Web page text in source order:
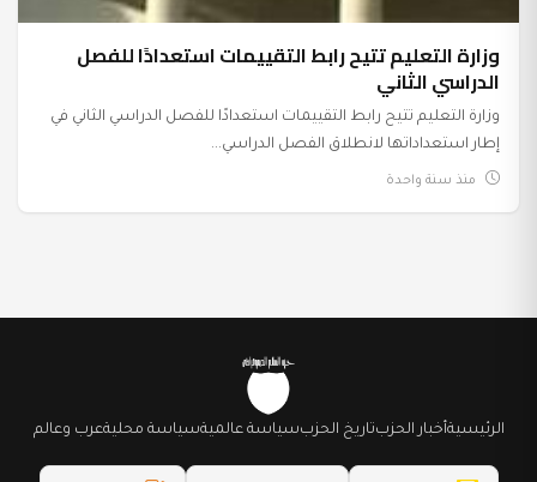
وزارة التعليم تتيح رابط التقييمات استعدادًا للفصل
الدراسي الثاني
وزارة التعليم تتيح رابط التقييمات استعدادًا للفصل الدراسي الثاني في
إطار استعداداتها لانطلاق الفصل الدراسي...
منذ سنة واحدة
الرئيسيةأخبار الحزبتاريخ الحزبسياسة عالميةسياسة محليةعرب وعالم